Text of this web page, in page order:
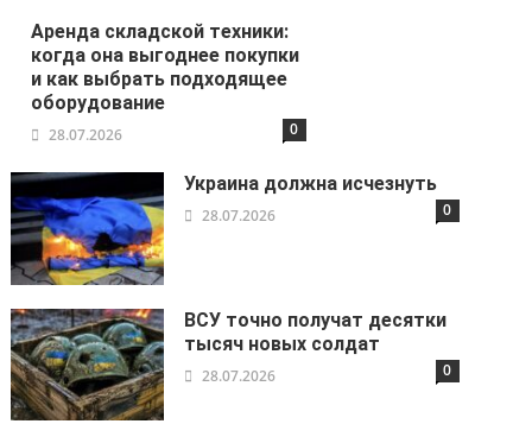
Аренда складской техники:
когда она выгоднее покупки
и как выбрать подходящее
оборудование
28.07.2026 0
Украина должна исчезнуть
28.07.2026 0
ВСУ точно получат десятки
тысяч новых солдат
28.07.2026 0